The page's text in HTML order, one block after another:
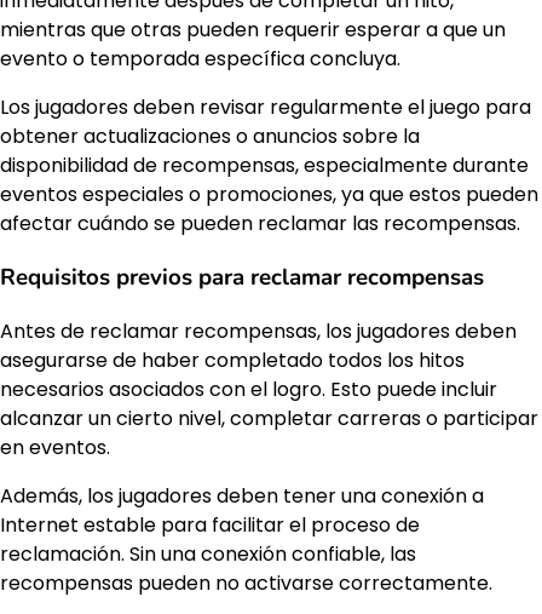
mientras que otras pueden requerir esperar a que un
evento o temporada específica concluya.
Los jugadores deben revisar regularmente el juego para
obtener actualizaciones o anuncios sobre la
disponibilidad de recompensas, especialmente durante
eventos especiales o promociones, ya que estos pueden
afectar cuándo se pueden reclamar las recompensas.
Requisitos previos para reclamar recompensas
Antes de reclamar recompensas, los jugadores deben
asegurarse de haber completado todos los hitos
necesarios asociados con el logro. Esto puede incluir
alcanzar un cierto nivel, completar carreras o participar
en eventos.
Además, los jugadores deben tener una conexión a
Internet estable para facilitar el proceso de
reclamación. Sin una conexión confiable, las
recompensas pueden no activarse correctamente.